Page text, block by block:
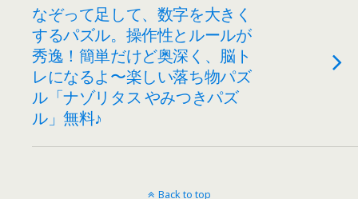
なぞって足して、数字を大きく
するパズル。操作性とルールが
秀逸！簡単だけど奥深く、脳ト
レになるよ〜楽しい落ち物パズ
ル「ナゾリタス やみつきパズ
ル」無料♪
Back to top